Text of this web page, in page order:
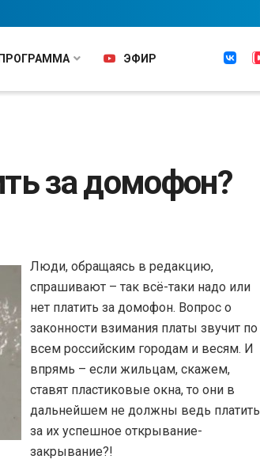
ЭФИР
за домофон?
Люди, обращаясь в редакцию,
спрашивают – так всё-таки надо или
нет платить за домофон. Вопрос о
законности взимания платы звучит по
всем российским городам и весям. И
впрямь – если жильцам, скажем,
ставят пластиковые окна, то они в
дальнейшем не должны ведь платить
за их успешное открывание-
закрывание?!